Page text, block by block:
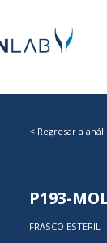
< Regresar a
P193-
FRASCO ESTERIL